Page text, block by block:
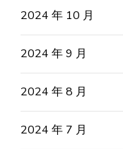
2024 年 10 月
2024 年 9 月
2024 年 8 月
2024 年 7 月